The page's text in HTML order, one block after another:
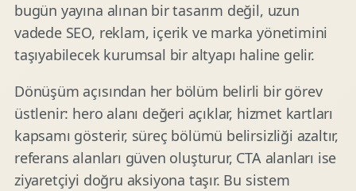
bugün yayına alınan bir tasarım değil, uzun
vadede SEO, reklam, içerik ve marka yönetimini
taşıyabilecek kurumsal bir altyapı haline gelir.
Dönüşüm açısından her bölüm belirli bir görev
üstlenir: hero alanı değeri açıklar, hizmet kartları
kapsamı gösterir, süreç bölümü belirsizliği azaltır,
referans alanları güven oluşturur, CTA alanları ise
ziyaretçiyi doğru aksiyona taşır. Bu sistem